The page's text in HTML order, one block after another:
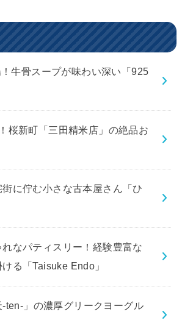
牛骨スープが味わい深い「925
桜新町「三田精米店」の絶品お
街に佇む小さな古本屋さん「ひ
なパティスリー！経験豊富な
る「Taisuke Endo」
ten-」の濃厚グリークヨーグル